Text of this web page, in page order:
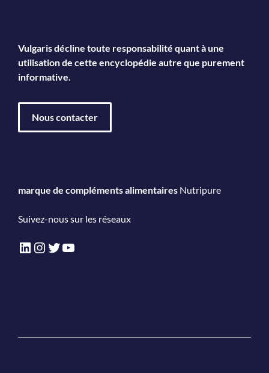
Vulgaris décline toute responsabilité quant à une
utilisation de cette encyclopédie autre que purement
informative.
Nous contacter
marque de compléments alimentaires Nutripure
Suivez-nous sur les réseaux
LinkedIn
Instagram
Twitter
YouTube